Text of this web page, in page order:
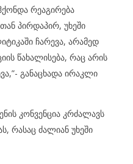
რეაგირება
პირდაპირ, უხეში
ჩარევა, არამედ
წახალისება, რაც არის
განაცხადა ირაკლი
კონვენცია კრძალავს
რასაც ძალიან უხეში